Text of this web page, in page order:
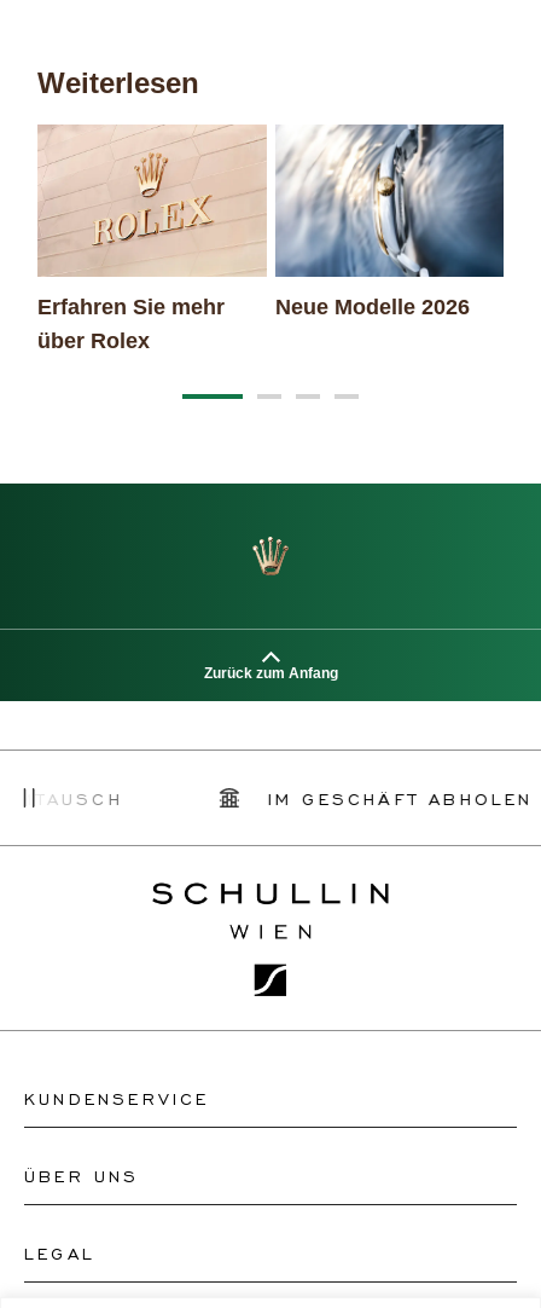
Weiterlesen
Erfahren Sie mehr
über Rolex
Neue Modelle 2026
Zurück zum Anfang
IM GESCHÄFT ABHOLEN
KUNDENSERVICE
Kontakt Uhrengeschäft
ÜBER UNS
Über uns
LEGAL